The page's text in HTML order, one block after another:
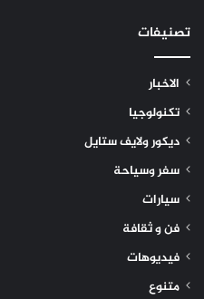
تصنيفات
الاخبار
تكنولوجيا
ديكور ولايف ستايل
سفر وسياحة
سيارات
فن و ثقافة
فيديوهات
متنوع